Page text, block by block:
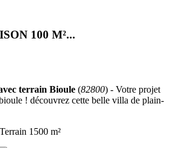
100 M²...
terrain Bioule (82800) - Votre projet
! découvrez cette belle villa de plain-
Terrain 1500 m²